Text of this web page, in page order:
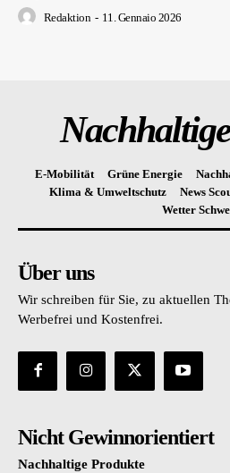
Redaktion - 11. Gennaio 2026
E-Mobilität Grüne Energie
Klima & Umweltschutz
News
Wetter
Über uns
Wir schreiben für Sie, zu aktuellen
Werbefrei und Kostenfrei.
Nicht Gewinnorientiert
Nachhaltige Produkte